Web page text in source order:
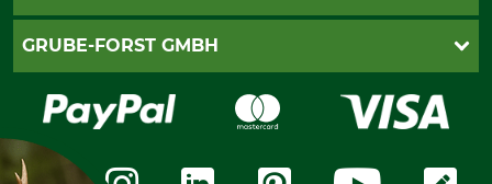
Widerrufsformular
Datenschutz
Zahlungsarten
PayPal
Rechnung
Vorkasse
GRUBE-FORST GMBH
Karriere
Über uns
Messetermine
Community